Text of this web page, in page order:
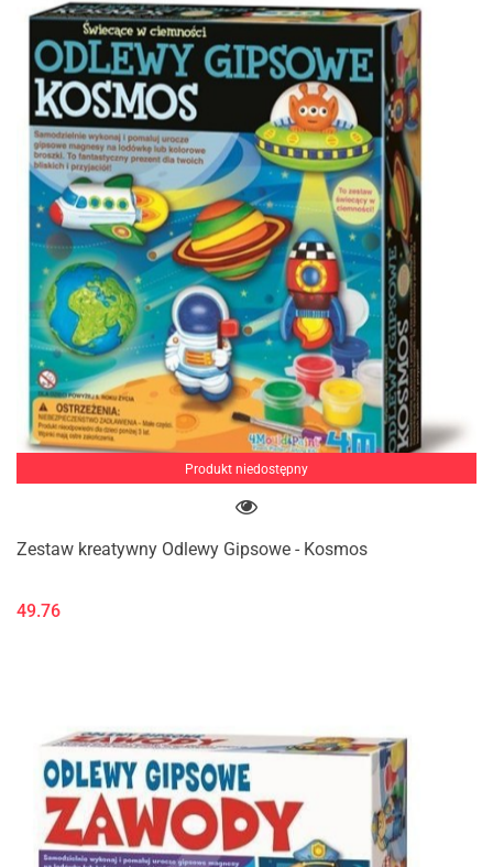
Produkt niedostępny
Zestaw kreatywny Odlewy Gipsowe - Kosmos
49.76